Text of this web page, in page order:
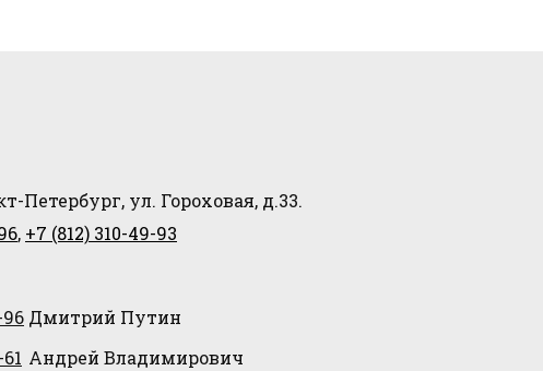
Петербург, ул. Гороховая, д.33.
, +7 (812) 310-49-93
Дмитрий Путин
Андрей Владимирович